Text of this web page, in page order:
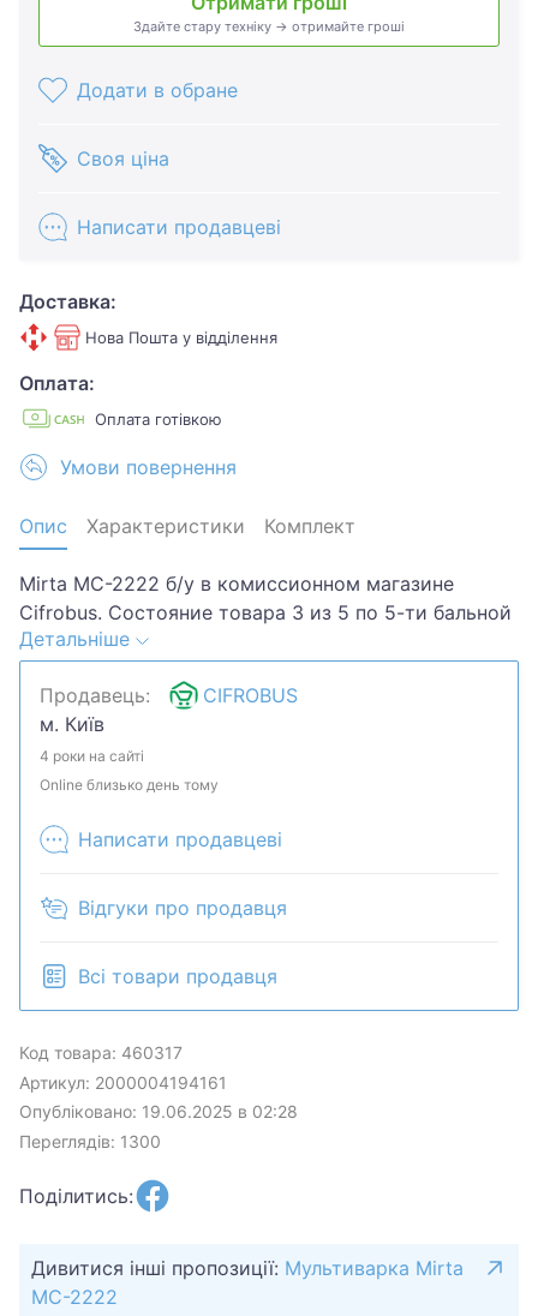
Здайте стару техніку → отримайте гроші
Додати в обране
Своя ціна
Написати продавцеві
Доставка:
Нова Пошта у відділення
Оплата:
Оплата готівкою
Умови повернення
Опис Характеристики Комплект
Mirta MC-2222 б/у в комиссионном магазине
Cifrobus. Состояние товара 3 из 5 по 5-ти бальной
системе. Примечание: Царапины,потертости.
Комплектация товара: Кабель 220.Хотите скидку?
Давайте обсудим. Предложите свою цену и мы
посмотрим, что сможем сделать.Уточняйте
наличие и комплектацию у менеджера. Товар
может быть продан в розничном магазине.
Детальніше
Продавець:
CIFROBUS
м. Київ
4 роки на сайті
Online близько день тому
Написати продавцеві
Відгуки про продавця
Всі товари продавця
Код товара: 460317
Артикул: 2000004194161
Опубліковано: 19.06.2025 в 02:28
Переглядів: 1300
Поділитись:
Дивитися інші пропозиції: Мультиварка Mirta
MC-2222